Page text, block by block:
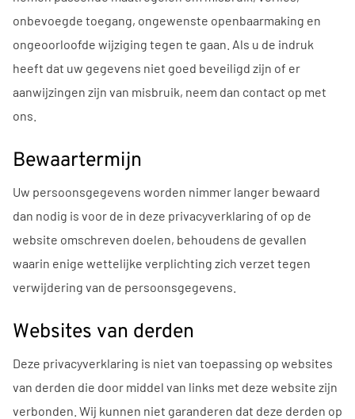
onbevoegde toegang, ongewenste openbaarmaking en
ongeoorloofde wijziging tegen te gaan. Als u de indruk
heeft dat uw gegevens niet goed beveiligd zijn of er
aanwijzingen zijn van misbruik, neem dan contact op met
ons.
Bewaartermijn
Uw persoonsgegevens worden nimmer langer bewaard
dan nodig is voor de in deze privacyverklaring of op de
website omschreven doelen, behoudens de gevallen
waarin enige wettelijke verplichting zich verzet tegen
verwijdering van de persoonsgegevens.
Websites van derden
Deze privacyverklaring is niet van toepassing op websites
van derden die door middel van links met deze website zijn
verbonden. Wij kunnen niet garanderen dat deze derden op